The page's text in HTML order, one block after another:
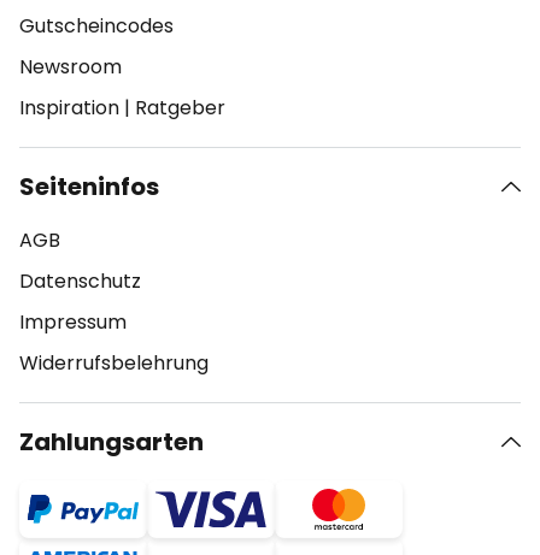
Gutscheincodes
Newsroom
Inspiration | Ratgeber
Seiteninfos
AGB
Datenschutz
Impressum
Widerrufsbelehrung
Zahlungsarten